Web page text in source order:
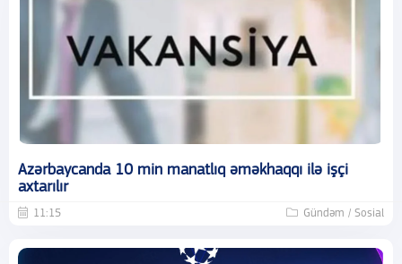
Azərbaycanda 10 min manatlıq əməkhaqqı ilə işçi
axtarılır
11:15 Gündəm / Sosial